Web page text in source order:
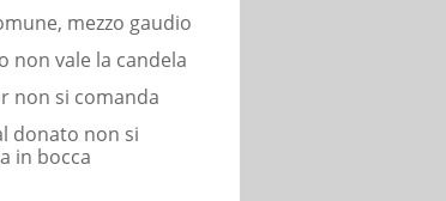
mezzo gaudio
non vale la candela
non si comanda
donato non si
in bocca